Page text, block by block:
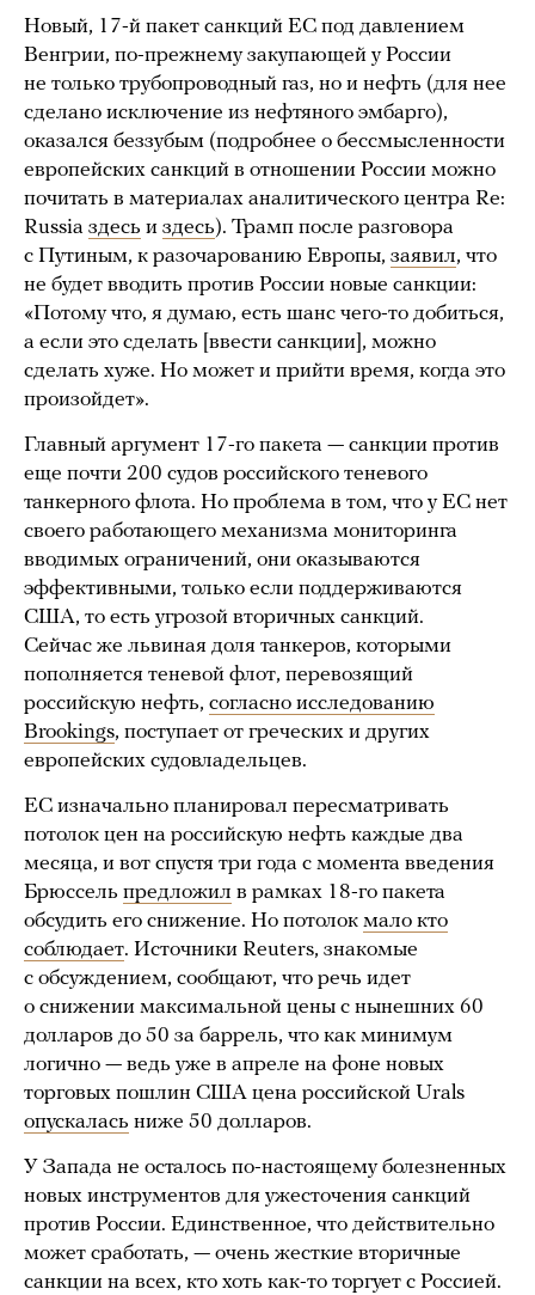
Новый, 17-й пакет санкций ЕС под давлением
Венгрии, по-прежнему закупающей у России
не только трубопроводный газ, но и нефть (для нее
сделано исключение из нефтяного эмбарго),
оказался беззубым (подробнее о бессмысленности
европейских санкций в отношении России можно
почитать в материалах аналитического центра Re:
Russia здесь и здесь). Трамп после разговора
с Путиным, к разочарованию Европы, заявил, что
не будет вводить против России новые санкции:
«Потому что, я думаю, есть шанс чего-то добиться,
а если это сделать [ввести санкции], можно
сделать хуже. Но может и прийти время, когда это
произойдет».
Главный аргумент 17-го пакета — санкции против
еще почти 200 судов российского теневого
танкерного флота. Но проблема в том, что у ЕС нет
своего работающего механизма мониторинга
вводимых ограничений, они оказываются
эффективными, только если поддерживаются
США, то есть угрозой вторичных санкций.
Сейчас же львиная доля танкеров, которыми
пополняется теневой флот, перевозящий
российскую нефть, согласно исследованию
Brookings, поступает от греческих и других
европейских судовладельцев.
ЕС изначально планировал пересматривать
потолок цен на российскую нефть каждые два
месяца, и вот спустя три года с момента введения
Брюссель предложил в рамках 18-го пакета
обсудить его снижение. Но потолок мало кто
соблюдает. Источники Reuters, знакомые
с обсуждением, сообщают, что речь идет
о снижении максимальной цены с нынешних 60
долларов до 50 за баррель, что как минимум
логично — ведь уже в апреле на фоне новых
торговых пошлин США цена российской Urals
опускалась ниже 50 долларов.
У Запада не осталось по-настоящему болезненных
новых инструментов для ужесточения санкций
против России. Единственное, что действительно
может сработать, — очень жесткие вторичные
санкции на всех, кто хоть как-то торгует с Россией.